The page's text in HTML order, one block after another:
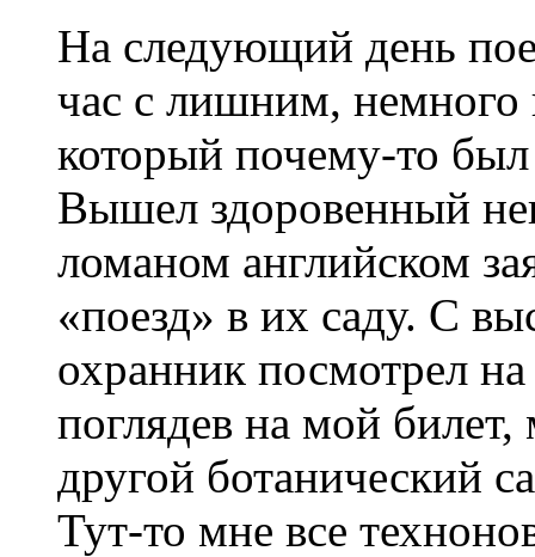
На следующий день
час с лишним, немного
который почему-то
Вышел здоровенный
ломаном английском
«поезд» в их саду. С
охранник посмотрел
поглядев на мой билет,
другой ботанический
Тут-то мне все